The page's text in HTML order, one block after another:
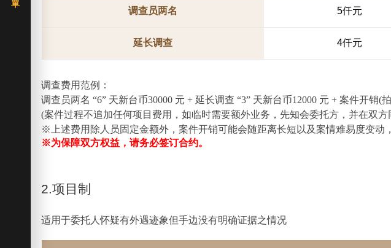
调查员两名 5仟元
延长调查 4仟元
调查费用范例：
调查员两名 “6” 天新台币30000 元 + 延长调查 “3” 天新台币12000 元 + 案件开
(案件过程不追加任何项目费用，如临时需要额外业务，先知会委托方，并在双
※上述费用除人员固定金额外，案件开销可能会随距离长短以及案情难易度变动
※为保障双方权益，请务必签订合约。
2.项目制
适用于委托人怀疑有外遇迹象但手边没有明确证据之情况